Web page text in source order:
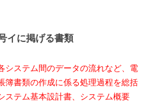
イに掲げる書類
システム間のデータの流れなど、電
簿書類の作成に係る処理過程を総括
ステム基本設計書、システム概要